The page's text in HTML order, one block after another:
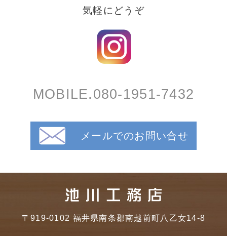
気軽にどうぞ
MOBILE.080-1951-7432
メールでのお問い合せ
〒919-0102 福井県南条郡南越前町八乙女14-8